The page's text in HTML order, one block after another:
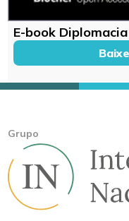
E-book
Grupo